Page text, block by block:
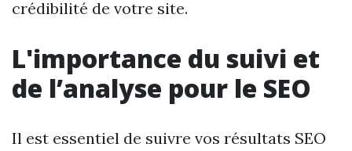
crédibilité de votre site.
L'importance du suivi et
de l’analyse pour le SEO
Il est essentiel de suivre vos résultats SEO